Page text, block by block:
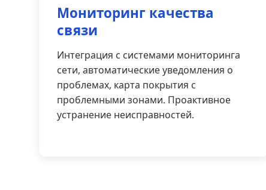
Мониторинг качества
связи
Интеграция с системами мониторинга
сети, автоматические уведомления о
проблемах, карта покрытия с
проблемными зонами. Проактивное
устранение неисправностей.